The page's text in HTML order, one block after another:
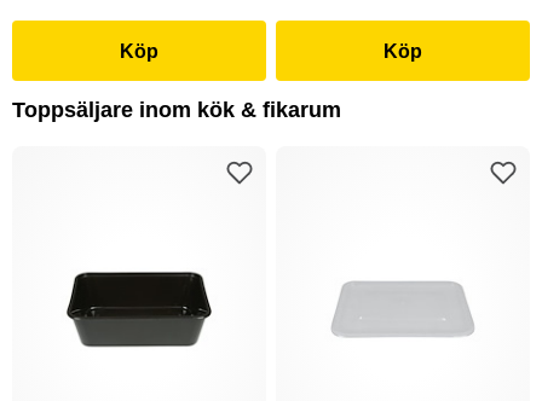
Köp Köp
Toppsäljare inom kök & fikarum